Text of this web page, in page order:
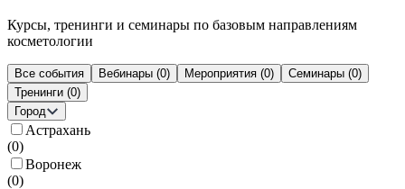
Курсы, тренинги и семинары по базовым направлениям
косметологии
Все события Вебинары (0) Мероприятия (0) Семинары (0)
Тренинги (0)
Город
Астрахань
(0)
Воронеж
(0)